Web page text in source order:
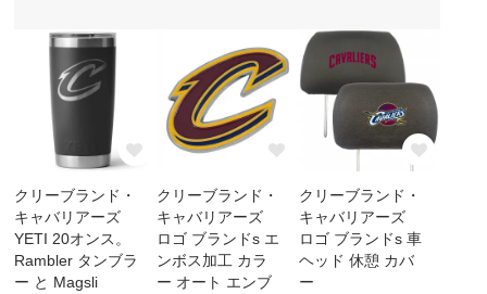
クリーブランド・
キャバリアーズ
YETI 20オンス。
Rambler タンブラ
ー と Magsli
クリーブランド・
キャバリアーズ
ロゴ ブランドs エ
ンボス加工 カラ
ー オート エンブ
クリーブランド・
キャバリアーズ
ロゴ ブランドs 車
ヘッド 休憩 カバ
ー